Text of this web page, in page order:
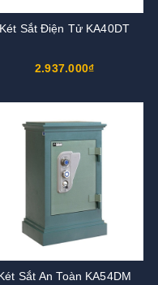
Két Sắt Điện Tử KA40DT
2.937.000₫
Sắt An Toàn KA54DM